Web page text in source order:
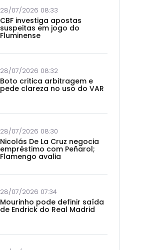
28/07/2026 08:33
CBF investiga apostas
suspeitas em jogo do
Fluminense
28/07/2026 08:32
Boto critica arbitragem e
pede clareza no uso do VAR
28/07/2026 08:30
Nicolás De La Cruz negocia
empréstimo com Peñarol;
Flamengo avalia
28/07/2026 07:34
Mourinho pode definir saída
de Endrick do Real Madrid